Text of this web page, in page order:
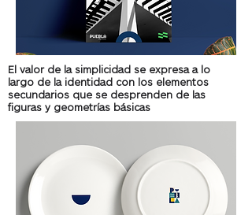
El valor de la simplicidad se expresa a lo
largo de la identidad con los elementos
secundarios que se desprenden de las
figuras y geometrías básicas